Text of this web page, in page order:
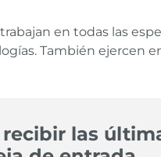
en todas las
También ejercen
las